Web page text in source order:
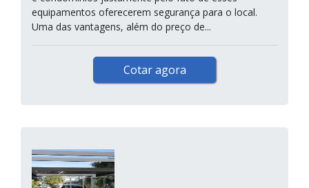
equipamentos oferecerem segurança para o local.
Uma das vantagens, além do preço de...
Cotar agora